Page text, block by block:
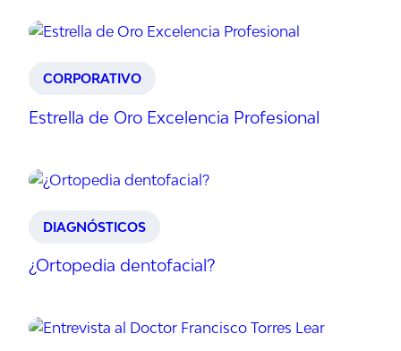
CORPORATIVO
Estrella de Oro Excelencia Profesional
DIAGNÓSTICOS
¿Ortopedia dentofacial?